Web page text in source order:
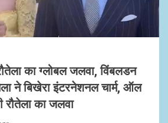
का ग्लोबल जलवा, विंबलडन
ने बिखेरा इंटरनेशनल चार्म, ऑल
रौतेला का जलवा